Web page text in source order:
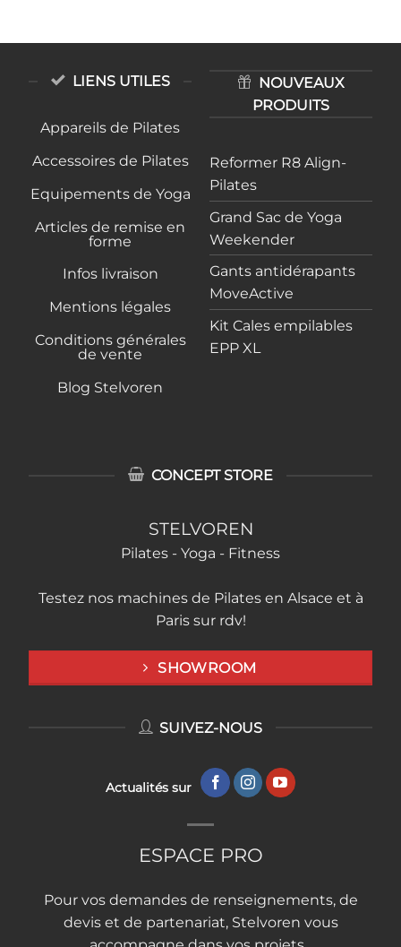
LIENS UTILES
Appareils de Pilates
Accessoires de Pilates
Equipements de Yoga
Articles de remise en
forme
Infos livraison
Mentions légales
Conditions générales
de vente
Blog Stelvoren
NOUVEAUX
PRODUITS
Reformer R8 Align-
Pilates
Grand Sac de Yoga
Weekender
Gants antidérapants
MoveActive
Kit Cales empilables
EPP XL
CONCEPT STORE
STELVOREN
Pilates - Yoga - Fitness
Testez nos machines de Pilates en Alsace et à
Paris sur rdv!
SHOWROOM
SUIVEZ-NOUS
Actualités sur
ESPACE PRO
Pour vos demandes de renseignements, de
devis et de partenariat, Stelvoren vous